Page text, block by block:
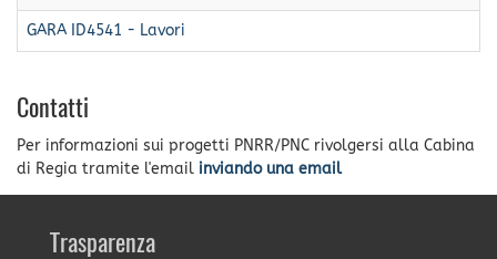
GARA ID4541 - Lavori
Contatti
Per informazioni sui progetti PNRR/PNC rivolgersi alla Cabina
di Regia tramite l'email inviando una email
Trasparenza